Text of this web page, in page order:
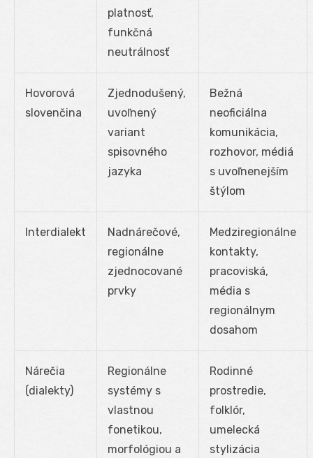
platnosť,
funkčná
neutrálnosť
Hovorová
slovenčina
Zjednodušený,
uvoľnený
variant
spisovného
jazyka
Bežná
neoficiálna
komunikácia,
rozhovor, médiá
s uvoľnenejším
štýlom
Interdialekt
Nadnárečové,
regionálne
zjednocované
prvky
Medziregionálne
kontakty,
pracoviská,
média s
regionálnym
dosahom
Nárečia
(dialekty)
Regionálne
systémy s
vlastnou
fonetikou,
morfológiou a
Rodinné
prostredie,
folklór,
umelecká
stylizácia